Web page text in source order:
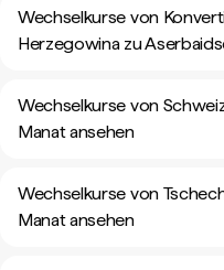
Wechselkurse von
Herzegowina zu
Wechselkurse von
Manat ansehen
Wechselkurse von
Manat ansehen